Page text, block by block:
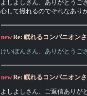
よしよしさん、ありがとうご
心して撮れるのでそれなあり
newRe: 眠れるコンパニオン
けいぽんさん、ありがとうご
newRe: 眠れるコンパニオン
よしよしさん、ご返信ありが